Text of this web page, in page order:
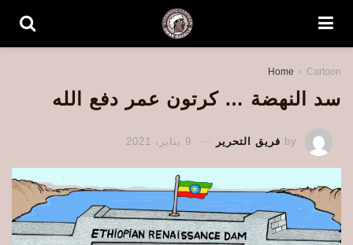
Home Cartoon
سد النهضة … كرتون عمر دفع الله
by فريق التحرير 9 يناير، 2021